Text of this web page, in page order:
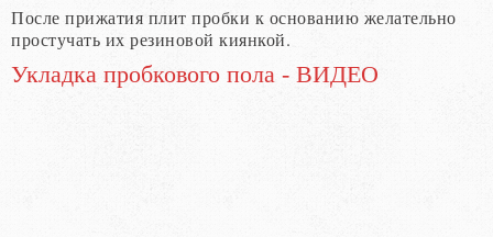
После прижатия плит пробки к основанию желательно
простучать их резиновой киянкой.
Укладка пробкового пола - ВИДЕО